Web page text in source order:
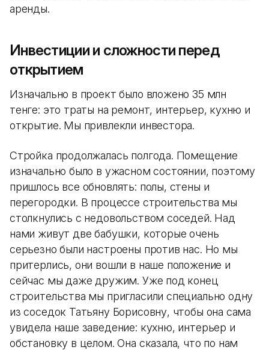
аренды.
Инвестиции и сложности перед
открытием
Изначально в проект было вложено 35 млн
тенге: это траты на ремонт, интерьер, кухню и
открытие. Мы привлекли инвестора.
Стройка продолжалась полгода. Помещение
изначально было в ужасном состоянии, поэтому
пришлось все обновлять: полы, стены и
перегородки. В процессе строительства мы
столкнулись с недовольством соседей. Над
нами живут две бабушки, которые очень
серьезно были настроены против нас. Но мы
притерлись, они вошли в наше положение и
сейчас мы даже дружим. Уже под конец
строительства мы пригласили специально одну
из соседок Татьяну Борисовну, чтобы она сама
увидела наше заведение: кухню, интерьер и
обстановку в целом. Она сказала, что по нам